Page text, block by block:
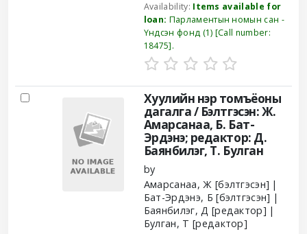
Availability: Items available for
loan: Парламентын номын сан -
Үндсэн фонд (1) Call number:
18475 .
Хуулийн нэр томъёоны
дагалга / Бэлтгэсэн: Ж.
Амарсанаа, Б. Бат-
Эрдэнэ; редактор: Д.
Баянбилэг, Т. Булган
by
Амарсанаа, Ж [бэлтгэсэн]
Бат-Эрдэнэ, Б [бэлтгэсэн]
Баянбилэг, Д [редактор]
Булган, Т [редактор]